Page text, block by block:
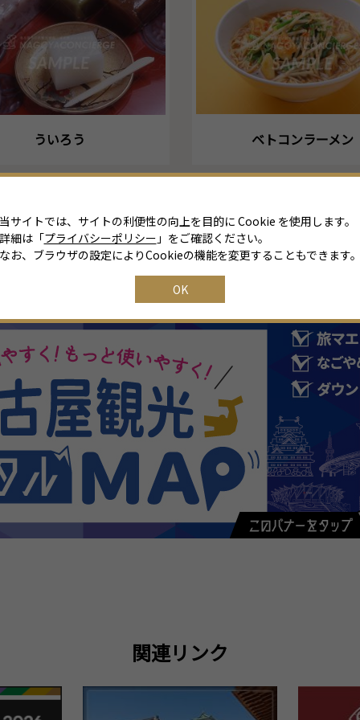
ういろう ベトコンラーメン
関連リンク
サイトでは、サイトの利便性の向上を目的に Cookie を使用します。
細は「プライバシーポリシー 」をご確認ください。
お、ブラウザの設定によりCookieの機能を変更することもできます
OK